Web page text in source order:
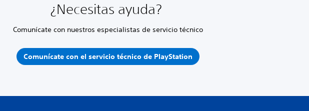
¿Necesitas ayuda?
Comunícate con nuestros especialistas de servicio técnico
Comunícate con el servicio técnico de PlayStation